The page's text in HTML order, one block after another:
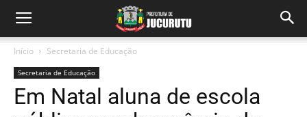
Início Secretaria de Educação
Secretaria de Educação
Em Natal aluna de escola